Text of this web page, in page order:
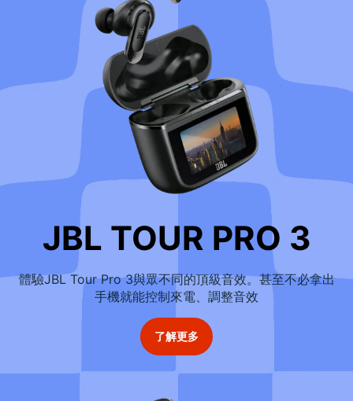
JBL TOUR PRO 3
體驗JBL Tour Pro 3與眾不同的頂級音效。甚至不必拿出
手機就能控制來電、調整音效
了解更多